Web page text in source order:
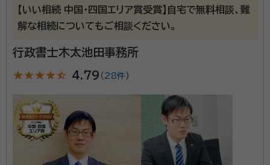
吉開 章浩
行政書士、主任介護支援専門員（ケアマネジャー）
経歴：
1975年、福岡県出身。中学校や養護学校の国語教員を経て、障害
者施設へ就職。介護職員として勤める。 その後、ケアマネジャーの資格を
十数年している。 数年前に独立し、行政書士の資格も得、福祉と法律の両
主に高齢者やそのご家族の支援をしております。 ケアマ
ネジャーとして、介護保険サービスの計画作成を行い、
行政書士として、成年後見や遺言書作成の援助なども行
っております。
資格等：行政書士、介護支援専門員（ケアマネジャー）
香川県行政書士会
【いい相続 中国・四国エリア賞受賞】自宅で無料相談、難
解な相続についてもご相談ください。
行政書士木太池田事務所
star star star star star_half 4.79 （ 28件）